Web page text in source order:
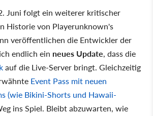
Juni folgt ein weiterer kritischer
Historie von Playerunknown's
veröffentlichen die Entwickler der
endlich ein neues Update, dass die
auf die Live-Server bringt. Gleichzeitig
Event Pass mit neuen
(wie Bikini-Shorts und Hawaii-
ins Spiel. Bleibt abzuwarten, wie